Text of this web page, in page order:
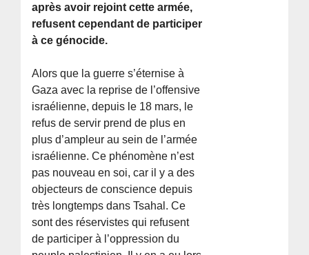
après avoir rejoint cette armée,
refusent cependant de participer
à ce génocide.
Alors que la guerre s’éternise à
Gaza avec la reprise de l’offensive
israélienne, depuis le 18 mars, le
refus de servir prend de plus en
plus d’ampleur au sein de l’armée
israélienne. Ce phénomène n’est
pas nouveau en soi, car il y a des
objecteurs de conscience depuis
très longtemps dans Tsahal. Ce
sont des réservistes qui refusent
de participer à l’oppression du